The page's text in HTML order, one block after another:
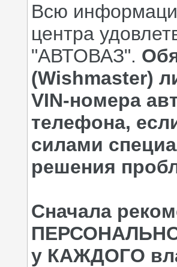
Всю
центра
"АВТОВАЗ".
(Wishmaster)
VIN-номера
телефона,
силами
решения
Сначала
у КАЖДОГО